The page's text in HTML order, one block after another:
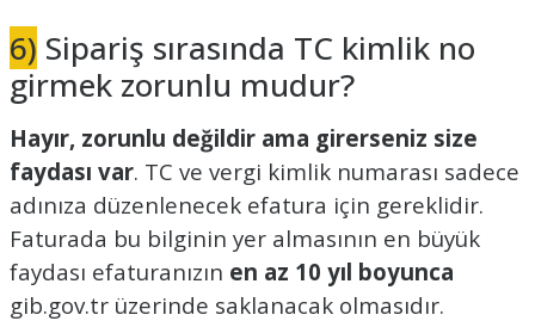
6) Sipariş sırasında TC kimlik no
girmek zorunlu mudur?
Hayır, zorunlu değildir ama girerseniz size
faydası var. TC ve vergi kimlik numarası sadece
adınıza düzenlenecek efatura için gereklidir.
Faturada bu bilginin yer almasının en büyük
faydası efaturanızın en az 10 yıl boyunca
gib.gov.tr üzerinde saklanacak olmasıdır.